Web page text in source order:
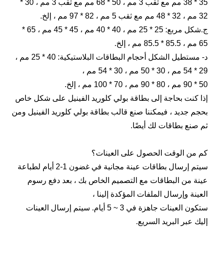
35 * 38 مم مع ثقب 3 مم ، 50 * 68 مم مع ثقب 3 مم ، 30 *
ج.شكل مربع: 25 * 25 مم ، 40 * 40 مم ، 45 * 45 مم ، 65 *
د- مستطيل الشكل أحجام البطاقات البلاستيكية: 40 * 25 مم ،
كنت بحاجة إلى بطاقة بولي كلوريد الفينيل على شكل خاص
جديد ، فيمكننا صنع قالب بطاقة بولي كلوريد الفينيل ومن
صنع بطاقات لك أيضًا.
من الوقت الحصول على العينات؟
سيتم إرسال بطاقات عينة مجانية في غضون 1-2 أيام لطباعة
من البطاقات مع التصميم الخاص بك ، بعد دفع رسوم
وإرسال الملفات المؤكدة إلينا ،
ستكون العينات جاهزة في 3 ~ 5 أيام. سيتم إرسال العينات
عبر البريد السريع.